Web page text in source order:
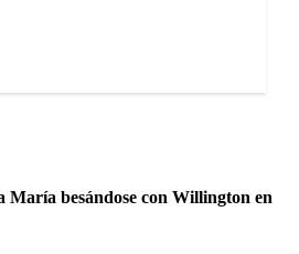
María besándose con Willington en